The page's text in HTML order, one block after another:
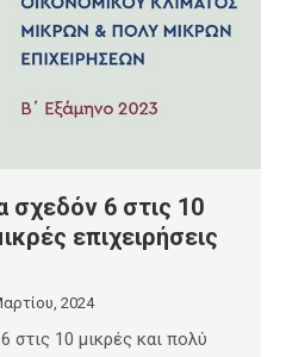
σχεδόν 6 στις 10
επιχειρήσεις
2024
στις 10 μικρές και πολύ